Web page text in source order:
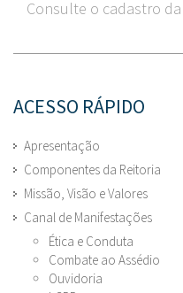
Consulte o cadastro
ACESSO RÁPIDO
Apresentação
Componentes da Reitoria
Missão, Visão e Valores
Canal de Manifestações
Ética e Conduta
Combate ao Assédio
Ouvidoria